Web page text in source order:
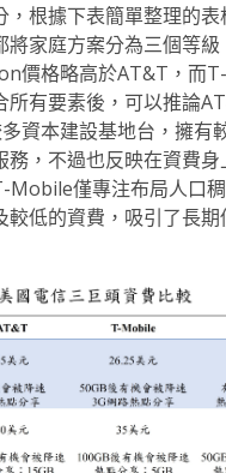
，根據下表簡單整理的
將家庭方案分為三個等
價格略高於AT&T，而
所有要素後，可以推論
資本建設基地台，擁有
務，不過也反映在資費身
Mobile僅專注布局人口
較低的資費，吸引了長期